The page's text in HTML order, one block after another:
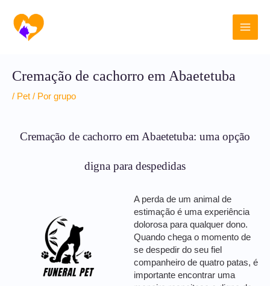
para
conteúdo
Main
Cremação de cachorro em Abaetetuba
/ Pet / Por grupo
Cremação de cachorro em Abaetetuba: uma opção
digna para despedidas
A perda de um animal de
estimação é uma experiência
dolorosa para qualquer dono.
Quando chega o momento de
se despedir do seu fiel
companheiro de quatro patas, é
importante encontrar uma